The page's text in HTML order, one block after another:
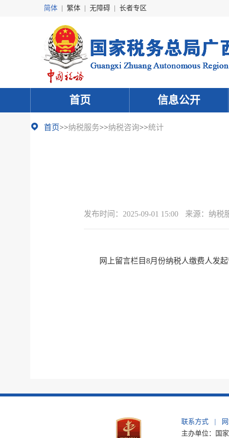
简体 繁体 无障碍 长者专区
首页 信息公开
首页>>纳税服务>>纳税咨询>>统计
发布时间： 2025-09-01 15:00 来源： 纳税
网上留言栏目8月份纳税人缴费人发
联系方式
主办单位：国